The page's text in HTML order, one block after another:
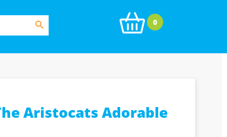
Search Button
0
Aristocats Adorable